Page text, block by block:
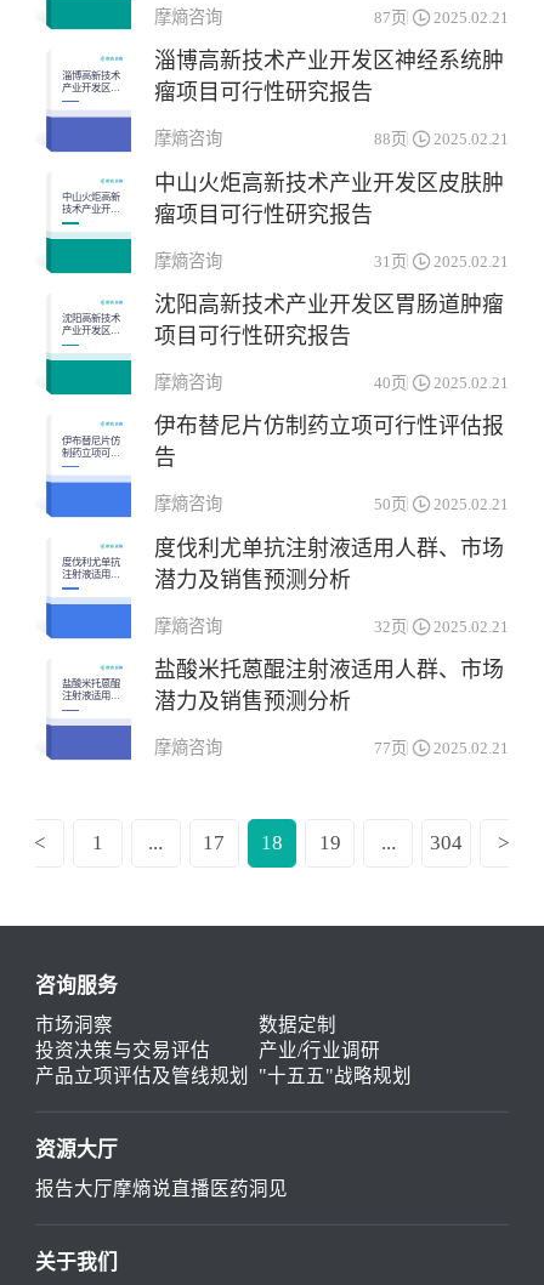
摩熵咨询 87页 2025.02.21
淄博高新技术
产业开发区神
经系统肿瘤项
目可行性研究
淄博高新技术产业开发区神经系统肿
瘤项目可行性研究报告
摩熵咨询 88页 2025.02.21
中山火炬高新
技术产业开发
区皮肤肿瘤项
目可行性研究
中山火炬高新技术产业开发区皮肤肿
瘤项目可行性研究报告
摩熵咨询 31页 2025.02.21
沈阳高新技术
产业开发区胃
肠道肿瘤项目
可行性研究报
沈阳高新技术产业开发区胃肠道肿瘤
项目可行性研究报告
摩熵咨询 40页 2025.02.21
伊布替尼片仿
制药立项可行
性评估报告
伊布替尼片仿制药立项可行性评估报
告
摩熵咨询 50页 2025.02.21
度伐利尤单抗
注射液适用人
群、市场潜力
及销售预测分
度伐利尤单抗注射液适用人群、市场
潜力及销售预测分析
摩熵咨询 32页 2025.02.21
盐酸米托蒽醌
注射液适用人
群、市场潜力
及销售预测分
盐酸米托蒽醌注射液适用人群、市场
潜力及销售预测分析
摩熵咨询 77页 2025.02.21
< 1 ... 17 18 19 ... 304 >
咨询服务
市场洞察
数据定制
投资决策与交易评估
产业/行业调研
产品立项评估及管线规划
"十五五"战略规划
资源大厅
报告大厅摩熵说直播 医药洞见
关于我们